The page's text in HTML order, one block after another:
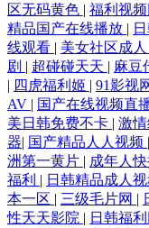
区无码黄色 | 福利视
精品国产在线播放 |
线观看 | 美女社区成人
剧 | 超碰碰天天 | 麻豆
| 四虎福利姬 | 91影视
AV | 国产在线视频直
美日韩免费不卡 | 激
器| 国产精品人人视频 |
洲第一黄片 | 成年人
福利 | 日韩精品成人
本一区 | 三级毛片网 |
性天天影院 | 日韩福